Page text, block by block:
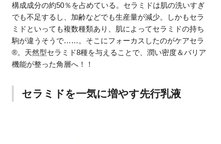
構成成分の約50％を占めている。セラミドは肌の洗いすぎ
でも不足するし、加齢などでも生産量が減少。しかもセラ
ミドといっても複数種類あり、肌によってセラミドの持ち
駒が違うそうで……。そこにフォーカスしたのがケアセラ
®。天然型セラミド8種を与えることで、潤い密度＆バリア
機能が整った角層へ！！
セラミドを一気に増やす先行乳液